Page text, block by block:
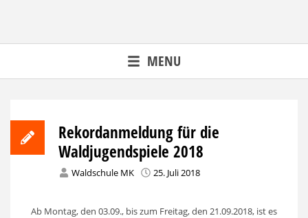
content
MENU
Rekordanmeldung für die
Waldjugendspiele 2018
Waldschule MK 25. Juli 2018
Ab Montag, den 03.09., bis zum Freitag, den 21.09.2018, ist es